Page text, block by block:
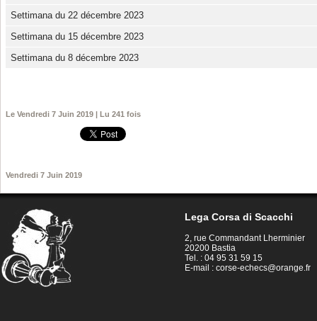
Settimana du 22 décembre 2023
Settimana du 15 décembre 2023
Settimana du 8 décembre 2023
Le Vendredi 7 Juin 2019 | Lu 241 fois
Vendredi 7 Juin 2019
Lega Corsa di Scacchi
2, rue Commandant Lherminier
20200 Bastia
Tel. : 04 95 31 59 15
E-mail :corse-echecs@orange.fr